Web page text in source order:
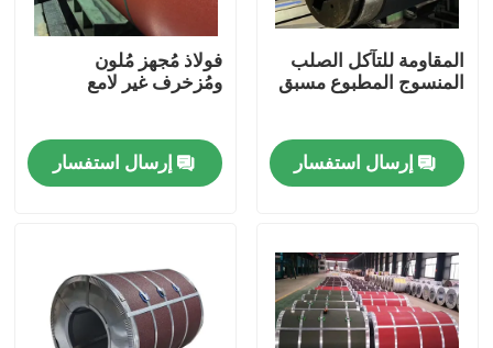
المنتجات
حولنا
المقاومة للتآكل الصلب
المنسوج المطبوع مسبق
إرسال استفسار
فولاذ مُجهز مُلون
ومُزخرف غير لامع
إرسال استفسار